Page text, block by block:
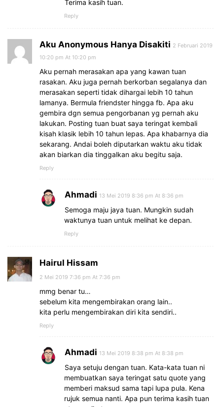
Terima kasih tuan.
Reply
Aku Anonymous Hanya Disakiti 2 Februari 2019
10:20 pm At 10:20 pm
Aku pernah merasakan apa yang kawan tuan
rasakan. Aku juga pernah berkorban segalanya dan
merasakan seperti tidak dihargai lebih 10 tahun
lamanya. Bermula friendster hingga fb. Apa aku
gembira dgn semua pengorbanan yg pernah aku
lakukan. Posting tuan buat saya teringat kembali
kisah klasik lebih 10 tahun lepas. Apa khabarnya dia
sekarang. Andai boleh diputarkan waktu aku tidak
akan biarkan dia tinggalkan aku begitu saja.
Reply
Ahmadi 13 Mei 2019 8:36 pm At 8:36 pm
Semoga maju jaya tuan. Mungkin sudah
waktunya tuan untuk melihat ke depan.
Reply
Hairul Hissam
2 Mei 2019 7:36 pm At 7:36 pm
mmg benar tu…
sebelum kita mengembirakan orang lain..
kita perlu mengembirakan diri kita sendiri..
Reply
Ahmadi 13 Mei 2019 8:38 pm At 8:38 pm
Saya setuju dengan tuan. Kata-kata tuan ni
membuatkan saya teringat satu quote yang
memberi maksud sama tapi lupa pula. Kena
rujuk semua nanti. Apa pun terima kasih tuan